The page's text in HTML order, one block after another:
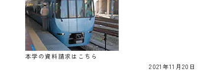
本学の資料請求はこちら
2021年11月20日